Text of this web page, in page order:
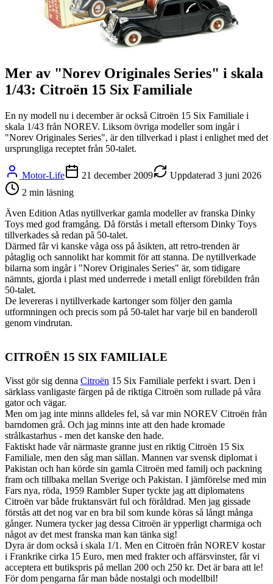
Mer av "Norev Originales Series" i skala
1/43: Citroën 15 Six Familiale
En ny modell nu i december är också Citroën 15 Six Familiale i
skala 1/43 från NOREV. Liksom övriga modeller som ingår i
"Norev Originales Series", är den tillverkad i plast i enlighet med det
ursprungliga receptet från 50-talet.
Motor-Life 21 december 2009 Uppdaterad 3 juni 2026
2 min läsning
Även Edition Atlas nytillverkar gamla modeller av franska Dinky
Toys med god framgång. Då förstås i metall eftersom Dinky Toys
tillverkades så redan på 50-talet.
Därmed får vi kanske våga oss på åsikten, att retro-trenden är
påtaglig och sannolikt har kommit för att stanna. De nytillverkade
bilarna som ingår i "Norev Originales Series" är, som tidigare
nämnts, gjorda i plast med underrede i metall enligt förebilden från
50-talet.
De levereras i nytillverkade kartonger som följer den gamla
utformningen och precis som på 50-talet har varje bil en banderoll
genom vindrutan.
CITROËN 15 SIX FAMILIALE
Visst gör sig denna Citroën 15 Six Familiale perfekt i svart. Den i
särklass vanligaste färgen på de riktiga Citroën som rullade på våra
gator och vägar.
Men om jag inte minns alldeles fel, så var min NOREV Citroën från
barndomen grå. Och jag minns inte att den hade kromade
strålkastarhus - men det kanske den hade.
Faktiskt hade vår närmaste granne just en riktig Citroën 15 Six
Familiale, men den såg man sällan. Mannen var svensk diplomat i
Pakistan och han körde sin gamla Citroën med familj och packning
fram och tillbaka mellan Sverige och Pakistan. I jämförelse med min
Fars nya, röda, 1959 Rambler Super tyckte jag att diplomatens
Citroën var både fruktansvärt ful och föråldrad. Men jag gissade
förstås att det nog var en bra bil som kunde köras så långt många
gånger. Numera tycker jag dessa Citroën är ypperligt charmiga och
något av det mest franska man kan tänka sig!
Dyra är dom också i skala 1/1. Men en Citroën från NOREV kostar
i Frankrike cirka 15 Euro, men med frakter och affärsvinster, får vi
acceptera ett butikspris på mellan 200 och 250 kr. Det är bara att le!
För dom pengarna får man både nostalgi och modellbil!